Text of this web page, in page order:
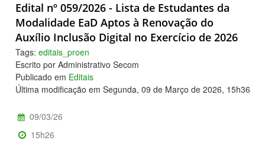
Edital nº 059/2026 - Lista de Estudantes da
Modalidade EaD Aptos à Renovação do
Auxílio Inclusão Digital no Exercício de 2026
Tags: editais_proen
Escrito por Administrativo Secom
Publicado em Editais
Última modificação em Segunda, 09 de Março de 2026, 15h36
09/03/26
15h26